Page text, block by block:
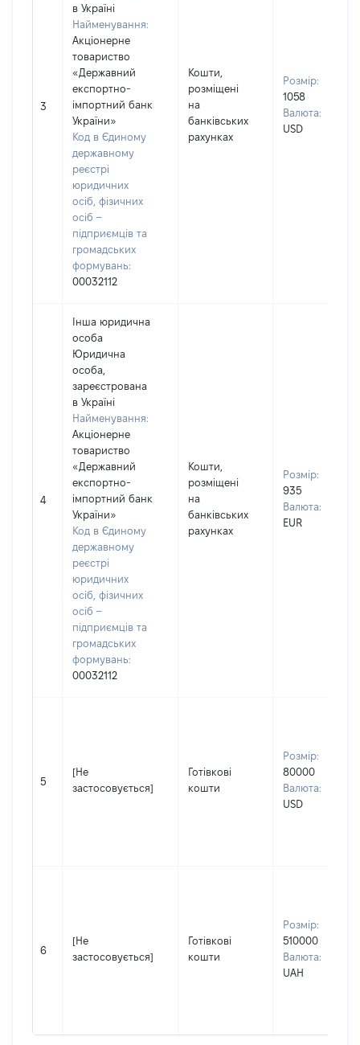
3
в Україні
Найменування:
Акціонерне
товариство
«Державний
експортно-
імпортний банк
України»
Код в Єдиному
державному
реєстрі
юридичних
осіб, фізичних
осіб –
підприємців та
громадських
формувань:
00032112
Кошти,
розміщені
на
банківських
рахунках
Розмір:
1058
Валюта:
USD
4
Інша юридична
особа
Юридична
особа,
зареєстрована
в Україні
Найменування:
Акціонерне
товариство
«Державний
експортно-
імпортний банк
України»
Код в Єдиному
державному
реєстрі
юридичних
осіб, фізичних
осіб –
підприємців та
громадських
формувань:
00032112
Кошти,
розміщені
на
банківських
рахунках
Розмір:
935
Валюта:
EUR
5
[Не
застосовується]
Готівкові
кошти
Розмір:
80000
Валюта:
USD
6
[Не
застосовується]
Готівкові
кошти
Розмір:
510000
Валюта:
UAH